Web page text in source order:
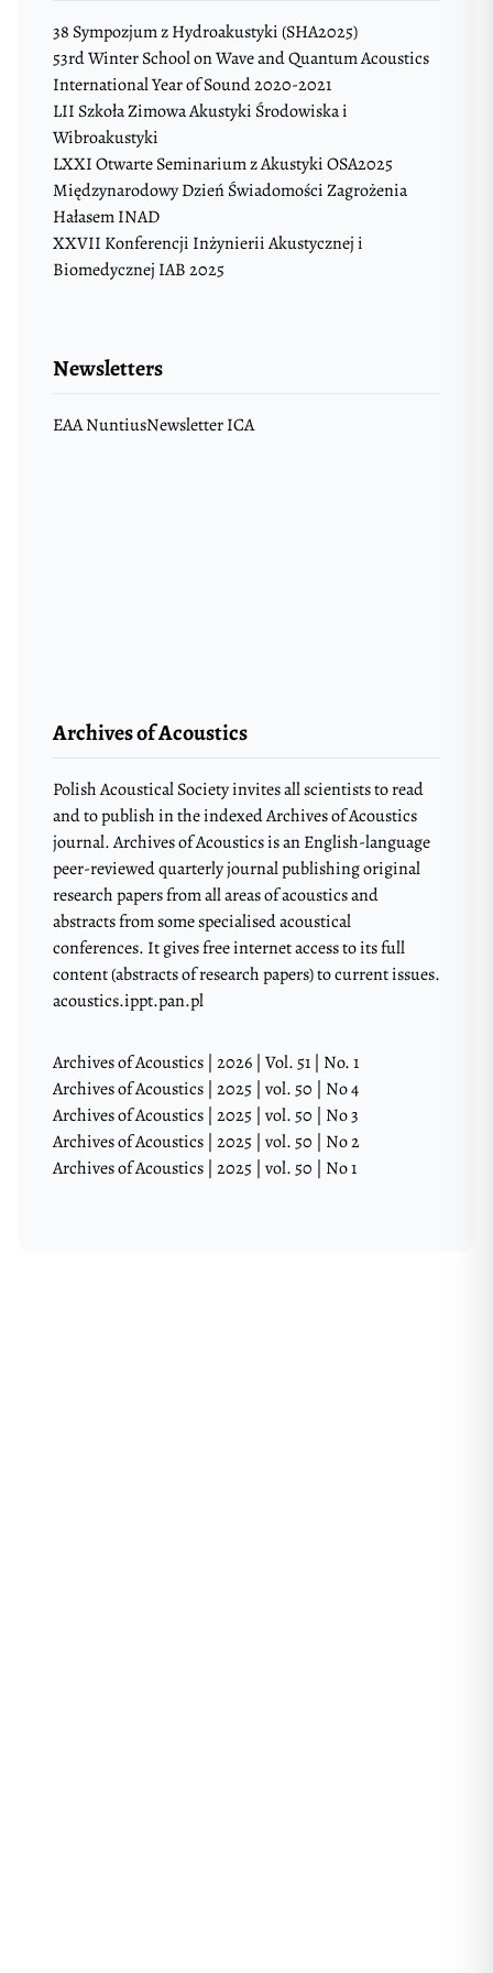
38 Sympozjum z Hydroakustyki (SHA2025)
53rd Winter School on Wave and Quantum Acoustics
International Year of Sound 2020-2021
LII Szkoła Zimowa Akustyki Środowiska i
Wibroakustyki
LXXI Otwarte Seminarium z Akustyki OSA2025
Międzynarodowy Dzień Świadomości Zagrożenia
Hałasem INAD
XXVII Konferencji Inżynierii Akustycznej i
Biomedycznej IAB 2025
Newsletters
EAA NuntiusNewsletter ICA
Archives of Acoustics
Polish Acoustical Society invites all scientists to read
and to publish in the indexed Archives of Acoustics
journal. Archives of Acoustics is an English-language
peer-reviewed quarterly journal publishing original
research papers from all areas of acoustics and
abstracts from some specialised acoustical
conferences. It gives free internet access to its full
content (abstracts of research papers) to current issues.
acoustics.ippt.pan.pl
Archives of Acoustics | 2026 | Vol. 51 | No. 1
Archives of Acoustics | 2025 | vol. 50 | No 4
Archives of Acoustics | 2025 | vol. 50 | No 3
Archives of Acoustics | 2025 | vol. 50 | No 2
Archives of Acoustics | 2025 | vol. 50 | No 1